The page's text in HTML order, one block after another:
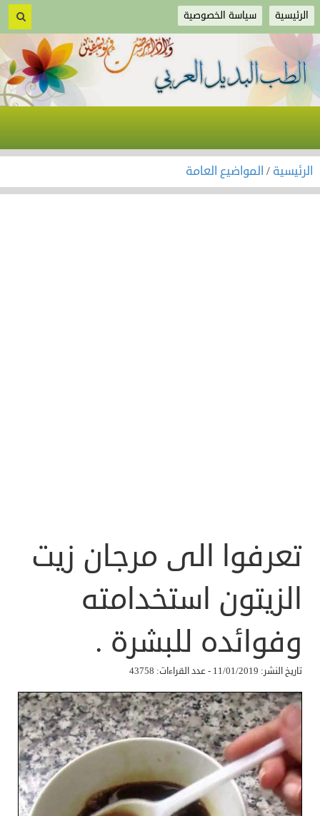
الرئيسية سياسة الخصوصية
الرئيسية / المواضيع العامة
تعرفوا الى مرجان زيت
الزيتون استخدامته
وفوائده للبشرة .
تاريخ النشر: 11/01/2019 - عدد القراءات: 43758